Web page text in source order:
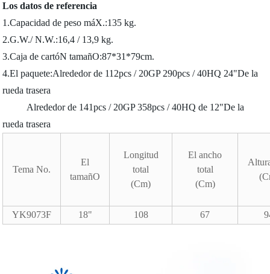
Los datos de referencia
1.Capacidad de peso máX.:135 kg.
2.G.W./ N.W.:16,4 / 13,9 kg.
3.Caja de cartóN tamañO:87*31*79cm.
4.El paquete:Alrededor de 112pcs / 20GP 290pcs / 40HQ 24"De la
rueda trasera
Alrededor de 141pcs / 20GP 358pcs / 40HQ de 12"De la
rueda trasera
Tema No.
El
tamañO
Longitud
total
(Cm)
El ancho
total
(Cm)
YK9073F 18" 108 67